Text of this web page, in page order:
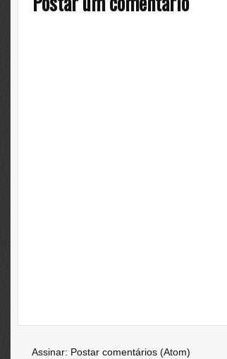
Assinar: Postar comentários (Atom)